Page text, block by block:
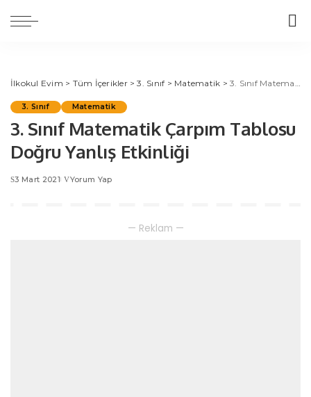
İlkokul Evim > Tüm İçerikler>3. Sınıf > Matematik >3. Sınıf Matematik Çarpım Tablosu Doğru Yanlış Etkinliği
3. Sınıf Matematik
3. Sınıf Matematik Çarpım Tablosu
Doğru Yanlış Etkinliği
3 Mart 2021 Yorum Yap
— Reklam —